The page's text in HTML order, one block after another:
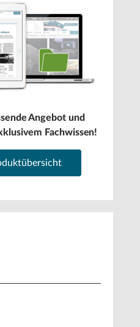
Angebot und
Fachwissen!